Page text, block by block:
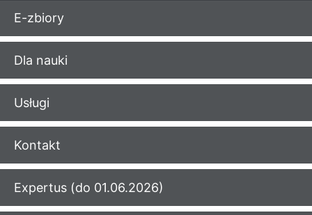
E-zbiory
Dla nauki
Usługi
Kontakt
Expertus (do 01.06.2026)